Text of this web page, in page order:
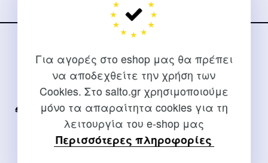
Για αγορές στο eshop μας θα πρέπει
να αποδεχθείτε την χρήση των
Cookies. Στο salto.gr χρησιμοποιούμε
μόνο τα απαραίτητα cookies για τη
λειτουργία του e-shop μας
Περισσότερες πληροφορίες
ΕΠΙΚΟΙΝΩΝΊΑ
Για διευκρινίσεις και υποστήριξη παραγγελιών μέσω του
Internet
2310 267108
info@salto.gr